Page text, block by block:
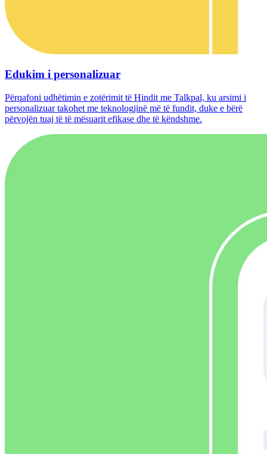
Edukim i personalizuar
Përqafoni udhëtimin e zotërimit të Hindit me Talkpal, ku arsimi i
personalizuar takohet me teknologjinë më të fundit, duke e bërë
përvojën tuaj të të mësuarit efikase dhe të këndshme.